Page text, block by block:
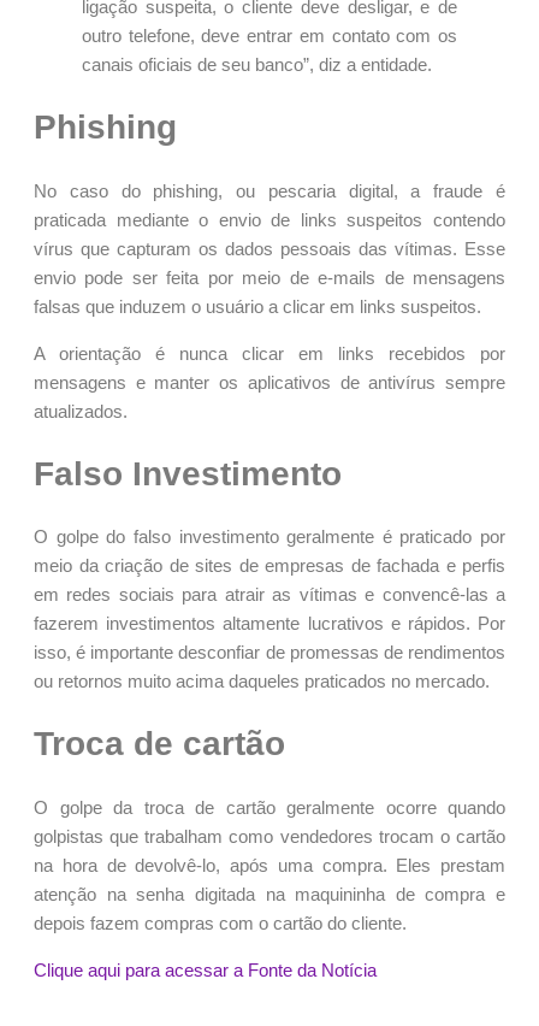
ligação suspeita, o cliente deve desligar, e de
outro telefone, deve entrar em contato com os
canais oficiais de seu banco”, diz a entidade.
Phishing
No caso do phishing, ou pescaria digital, a fraude é
praticada mediante o envio de links suspeitos contendo
vírus que capturam os dados pessoais das vítimas. Esse
envio pode ser feita por meio de e-mails de mensagens
falsas que induzem o usuário a clicar em links suspeitos.
A orientação é nunca clicar em links recebidos por
mensagens e manter os aplicativos de antivírus sempre
atualizados.
Falso Investimento
O golpe do falso investimento geralmente é praticado por
meio da criação de sites de empresas de fachada e perfis
em redes sociais para atrair as vítimas e convencê-las a
fazerem investimentos altamente lucrativos e rápidos. Por
isso, é importante desconfiar de promessas de rendimentos
ou retornos muito acima daqueles praticados no mercado.
Troca de cartão
O golpe da troca de cartão geralmente ocorre quando
golpistas que trabalham como vendedores trocam o cartão
na hora de devolvê-lo, após uma compra. Eles prestam
atenção na senha digitada na maquininha de compra e
depois fazem compras com o cartão do cliente.
Clique aqui para acessar a Fonte da Notícia